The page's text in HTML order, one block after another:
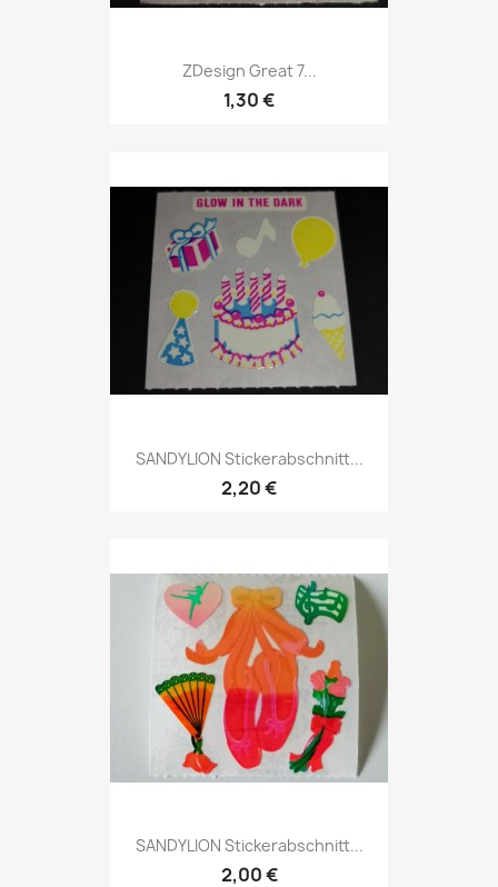
ZDesign Great 7...
1,30 €
SANDYLION Stickerabschnitt...
2,20 €
SANDYLION Stickerabschnitt...
2,00 €